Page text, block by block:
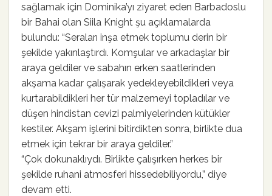
sağlamak için Dominika’yı ziyaret eden Barbadoslu
bir Bahai olan Siila Knight şu açıklamalarda
bulundu: “Seraları inşa etmek toplumu derin bir
şekilde yakınlaştırdı. Komşular ve arkadaşlar bir
araya geldiler ve sabahın erken saatlerinden
akşama kadar çalışarak yedekleyebildikleri veya
kurtarabildikleri her tür malzemeyi topladılar ve
düşen hindistan cevizi palmiyelerinden kütükler
kestiler. Akşam işlerini bitirdikten sonra, birlikte dua
etmek için tekrar bir araya geldiler.”
“Çok dokunaklıydı. Birlikte çalışırken herkes bir
şekilde ruhani atmosferi hissedebiliyordu,” diye
devam etti.